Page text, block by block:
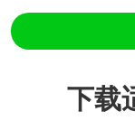
下载